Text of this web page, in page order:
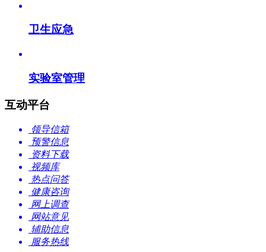
卫生应急
实验室管理
互动平台
领导信箱
预警信息
资料下载
视频库
热点问答
健康咨询
网上调查
网站意见
辅助信息
服务热线